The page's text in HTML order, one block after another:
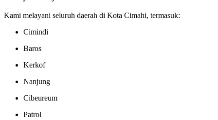
Kami melayani seluruh daerah di Kota Cimahi, termasuk:
Cimindi
Baros
Kerkof
Nanjung
Cibeureum
Patrol